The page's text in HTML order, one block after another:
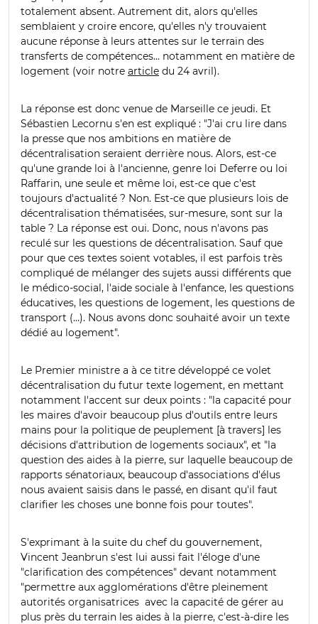
totalement absent. Autrement dit, alors qu'elles
semblaient y croire encore, qu'elles n'y trouvaient
aucune réponse à leurs attentes sur le terrain des
transferts de compétences… notamment en matière de
logement (voir notre article du 24 avril).
La réponse est donc venue de Marseille ce jeudi. Et
Sébastien Lecornu s'en est expliqué : "J'ai cru lire dans
la presse que nos ambitions en matière de
décentralisation seraient derrière nous. Alors, est-ce
qu'une grande loi à l'ancienne, genre loi Deferre ou loi
Raffarin, une seule et même loi, est-ce que c'est
toujours d'actualité ? Non. Est-ce que plusieurs lois de
décentralisation thématisées, sur-mesure, sont sur la
table ? La réponse est oui. Donc, nous n'avons pas
reculé sur les questions de décentralisation. Sauf que
pour que ces textes soient votables, il est parfois très
compliqué de mélanger des sujets aussi différents que
le médico-social, l'aide sociale à l'enfance, les questions
éducatives, les questions de logement, les questions de
transport (…). Nous avons donc souhaité avoir un texte
dédié au logement".
Le Premier ministre a à ce titre développé ce volet
décentralisation du futur texte logement, en mettant
notamment l'accent sur deux points : "la capacité pour
les maires d'avoir beaucoup plus d'outils entre leurs
mains pour la politique de peuplement [à travers] les
décisions d'attribution de logements sociaux", et "la
question des aides à la pierre, sur laquelle beaucoup de
rapports sénatoriaux, beaucoup d'associations d'élus
nous avaient saisis dans le passé, en disant qu'il faut
clarifier les choses une bonne fois pour toutes".
S'exprimant à la suite du chef du gouvernement,
Vincent Jeanbrun s'est lui aussi fait l'éloge d'une
"clarification des compétences" devant notamment
"permettre aux agglomérations d'être pleinement
autorités organisatrices avec la capacité de gérer au
plus près du terrain les aides à la pierre, c'est-à-dire les